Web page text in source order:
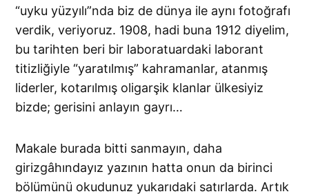
“uyku yüzyılı”nda biz de dünya ile aynı fotoğrafı
verdik, veriyoruz. 1908, hadi buna 1912 diyelim,
bu tarihten beri bir laboratuardaki laborant
titizliğiyle “yaratılmış” kahramanlar, atanmış
liderler, kotarılmış oligarşik klanlar ülkesiyiz
bizde; gerisini anlayın gayrı…
Makale burada bitti sanmayın, daha
girizgâhındayız yazının hatta onun da birinci
bölümünü okudunuz yukarıdaki satırlarda. Artık